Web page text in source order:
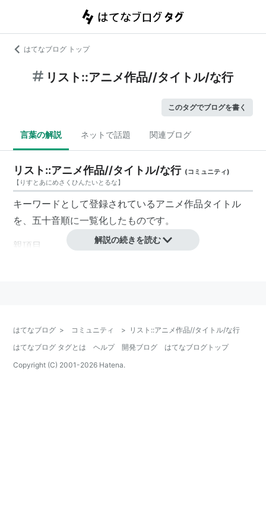
はてなブログ トップ
リスト::アニメ作品//タイトル/な行
このタグでブログを書く
言葉の解説 ネットで話題 関連ブログ
リスト::アニメ作品//タイトル/な行 (コミュニティ)
【 りすとあにめさくひんたいとるな】
キーワードとして登録されているアニメ作品タイトル
を、五十音順に一覧化したものです。
親項目
ナースウィッチ小麦ちゃんR
ナースウィッチ小麦ちゃんマジカルて
解説の続きを読む
はてなブログ > コミュニティ >
リスト::アニメ作品//タイトル/な行
はてなブログ タグとは
ヘルプ 開発ブログ
はてなブログトップ
Copyright (C) 2001-2026 Hatena.